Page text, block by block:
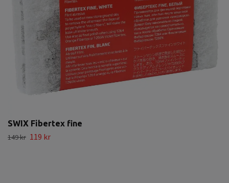
SWIX Fibertex fine
149 kr 119 kr